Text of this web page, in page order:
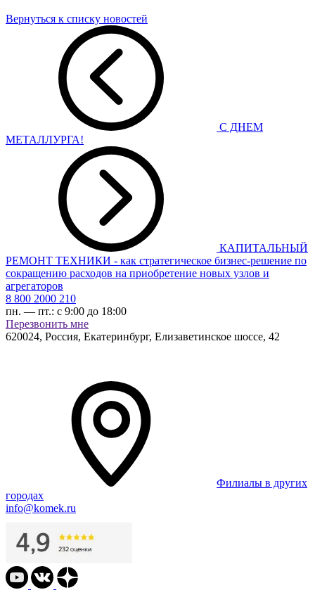
Вернуться к списку новостей
С ДНЕМ
МЕТАЛЛУРГА!
КАПИТАЛЬНЫЙ
РЕМОНТ ТЕХНИКИ - как стратегическое бизнес-решение по
сокращению расходов на приобретение новых узлов и
агрегаторов
8 800 2000 210
пн. — пт.: с 9:00 до 18:00
Перезвонить мне
620024, Россия, Екатеринбург, Елизаветинское шоссе, 42
Филиалы в других
городах
info@komek.ru